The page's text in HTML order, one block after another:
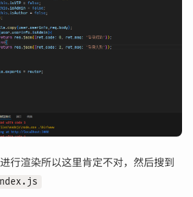
行渲染所以这里肯定不对，然后搜到